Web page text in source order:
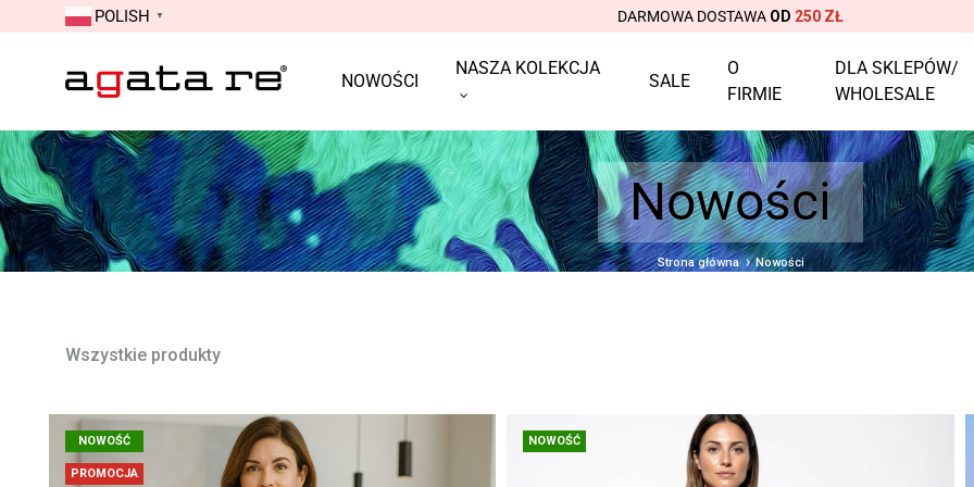
POLISH ▼ DARMOWA DOSTAWA OD 250 ZŁ
internetowy
producenta
odzieży
damskiej
Agata
odzież
typu
Denim
–
Jeans
damskie,
spodnie
damskie,
bluzki
NOWOŚCI
NASZA KOLEKCJA
SALE
O
FIRMIE
DLA SKLEPÓW/
WHOLESALE
Nowości
Strona główna Nowości
Wszystkie produkty
NOWOŚĆ
PROMOCJA
NOWOŚĆ